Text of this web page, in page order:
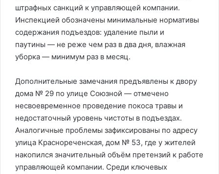
штрафных санкций к управляющей компании.
Инспекцией обозначены минимальные нормативы
содержания подъездов: удаление пыли и
паутины — не реже чем раз в два дня, влажная
уборка — минимум раз в месяц.
Дополнительные замечания предъявлены к двору
дома № 29 по улице Союзной — отмечено
несвоевременное проведение покоса травы и
недостаточный уровень чистоты в подъездах.
Аналогичные проблемы зафиксированы по адресу
улица Краснореченская, дом № 53, где у жителей
накопился значительный объём претензий к работе
управляющей компании. Среди ключевых